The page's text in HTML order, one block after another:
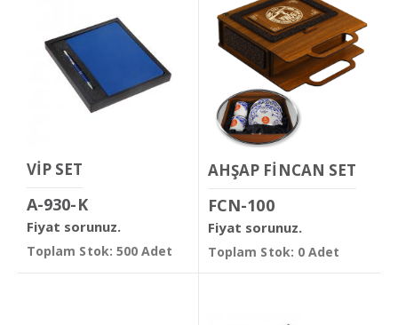
VİP SET
A-930-K
Fiyat sorunuz.
Toplam Stok: 500 Adet
AHŞAP FİNCAN SET
FCN-100
Fiyat sorunuz.
Toplam Stok: 0 Adet